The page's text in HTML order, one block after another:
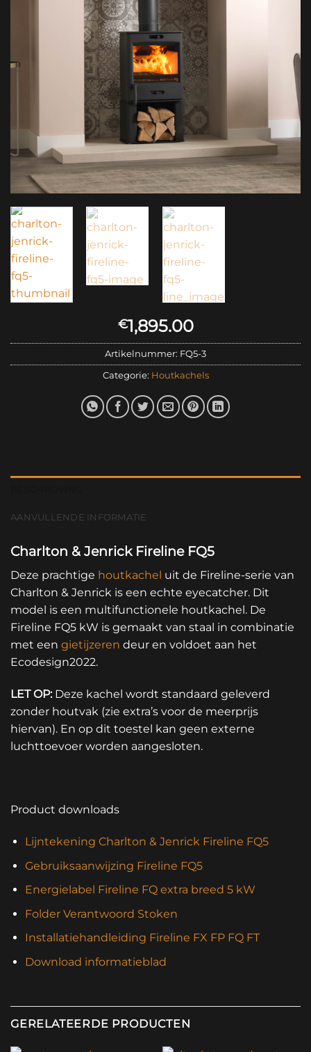
€1,895.00
Artikelnummer: FQ5-3
Categorie: Houtkachels
AANVULLENDE INFORMATIE
Charlton & Jenrick Fireline FQ5
Deze prachtige houtkachel uit de Fireline-serie van
Charlton & Jenrick is een echte eyecatcher. Dit
model is een multifunctionele houtkachel. De
Fireline FQ5 kW is gemaakt van staal in combinatie
met een gietijzeren deur en voldoet aan het
Ecodesign2022.
LET OP:Deze kachel wordt standaard geleverd
zonder houtvak (zie extra’s voor de meerprijs
hiervan). En op dit toestel kan geen externe
luchttoevoer worden aangesloten.
Product downloads
Lijntekening Charlton & Jenrick Fireline FQ5
Gebruiksaanwijzing Fireline FQ5
Energielabel Fireline FQ extra breed 5 kW
Folder Verantwoord Stoken
Installatiehandleiding Fireline FX FP FQ FT
Download informatieblad
GERELATEERDE PRODUCTEN